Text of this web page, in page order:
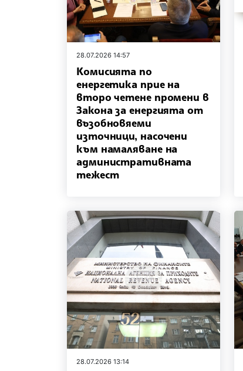
28.07.2026 14:57
Комисията по
енергетика прие на
второ четене промени в
Закона за енергията от
възобновяеми
източници, насочени
към намаляване на
административната
тежест
28.07.2026 13:14